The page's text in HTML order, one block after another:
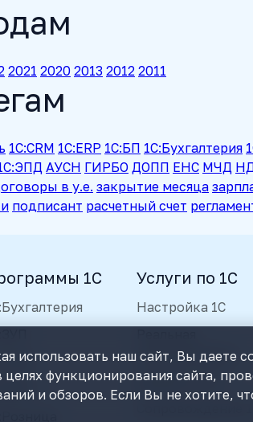
2021 2020 2013 2012 2011
1С:CRM 1С:ERP 1С:БП 1С:Бухгалтерия
АУСН ГИРБО ДОПП ЕНС МЧД
в у.е. закрытие месяца
подписант расчетный счет
1С Услуги по 1С
Настройка 1С
автоматизация
Доработка 1С
использовать наш сайт, Вы даете
функционирования сайта,
и обзоров. Если Вы не хотите,